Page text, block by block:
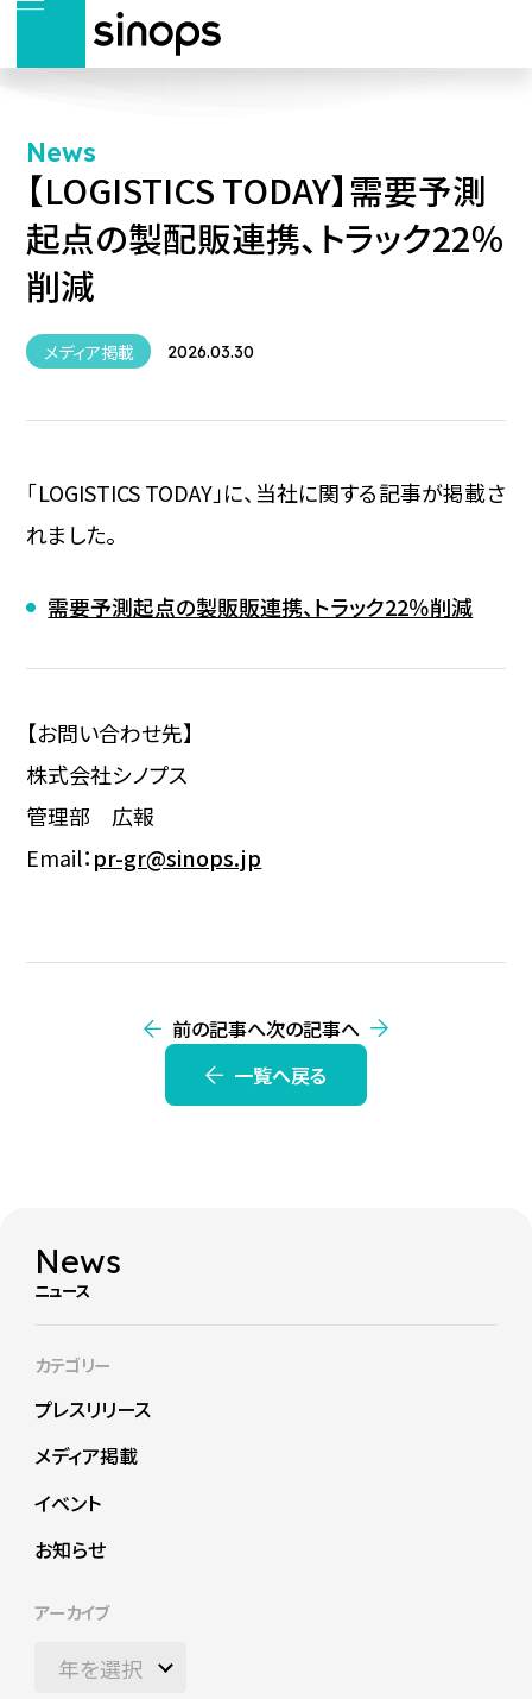
News
【LOGISTICS TODAY】需要予測
起点の製配販連携、トラック22％
削減
メディア掲載 2026.03.30
「LOGISTICS TODAY」に、当社に関する記事が掲載さ
れました。
需要予測起点の製販販連携、トラック22％削減
【お問い合わせ先】
株式会社シノプス
管理部 広報
Email：pr-gr@sinops.jp
前の記事へ次の記事へ
一覧へ戻る
News
ニュース
カテゴリー
プレスリリース
メディア掲載
イベント
お知らせ
アーカイブ